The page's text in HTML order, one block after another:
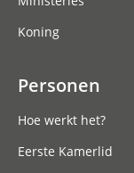
Koning
Personen
Hoe werkt het?
Eerste Kamerlid